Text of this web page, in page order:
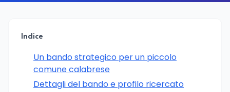
Indice
Un bando strategico per un piccolo
comune calabrese
Dettagli del bando e profilo ricercato